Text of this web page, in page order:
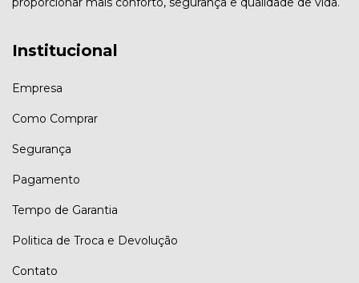
Institucional
Empresa
Como Comprar
Segurança
Pagamento
Tempo de Garantia
Politica de Troca e Devolução
Contato